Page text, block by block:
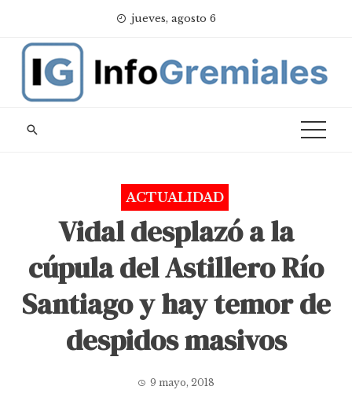
content
jueves, agosto 6
ACTUALIDAD
Vidal desplazó a la
cúpula del Astillero Río
Santiago y hay temor de
despidos masivos
9 mayo, 2018